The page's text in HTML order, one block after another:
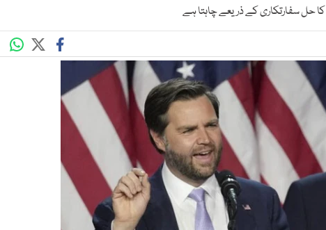
حل سفارتکاری کے ذریعے چاہتا ہے